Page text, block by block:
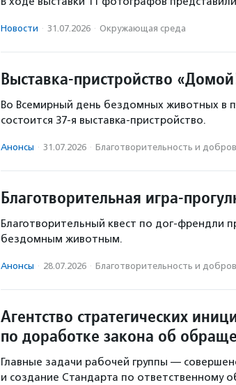
Новости · 31.07.2026 · Окружающая среда
Выставка-пристройство
Во Всемирный день бездомных животных в
состоится 37-я выставка-пристройство.
Анонсы · 31.07.2026 · Благотвори­тель­ность и
Благотворительная игра-
Благотворительный квест по дог-френдли
бездомным животным.
Анонсы · 28.07.2026 · Благотвори­тель­ность и
Агентство стратегических
по доработке закона об
Главные задачи рабочей группы —
и создание Стандарта по ответственному